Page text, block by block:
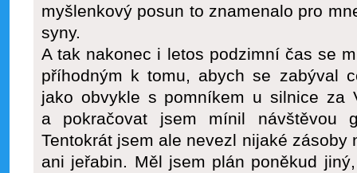
myšlenkový posun to znamenalo pro
syny.
A tak nakonec i letos podzimní čas se
příhodným k tomu, abych se zabýval
jako obvykle s pomníkem u silnice za
a pokračovat jsem mínil návštěvou
Tentokrát jsem ale nevezl nijaké
ani jeřabin. Měl jsem plán poněkud